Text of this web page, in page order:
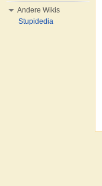
Andere Wikis
Stupidedia